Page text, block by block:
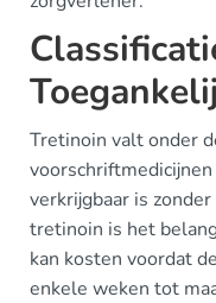
Tretinoin valt onder
verkrijgbaar is
tretinoin is het
kan kosten voordat
enkele weken tot